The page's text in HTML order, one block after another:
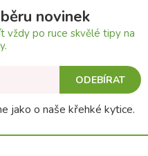
novinek
vždy po ruce skvělé tipy na
ODEBÍRAT
jako o naše křehké kytice.